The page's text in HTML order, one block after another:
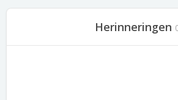
Herinneringen